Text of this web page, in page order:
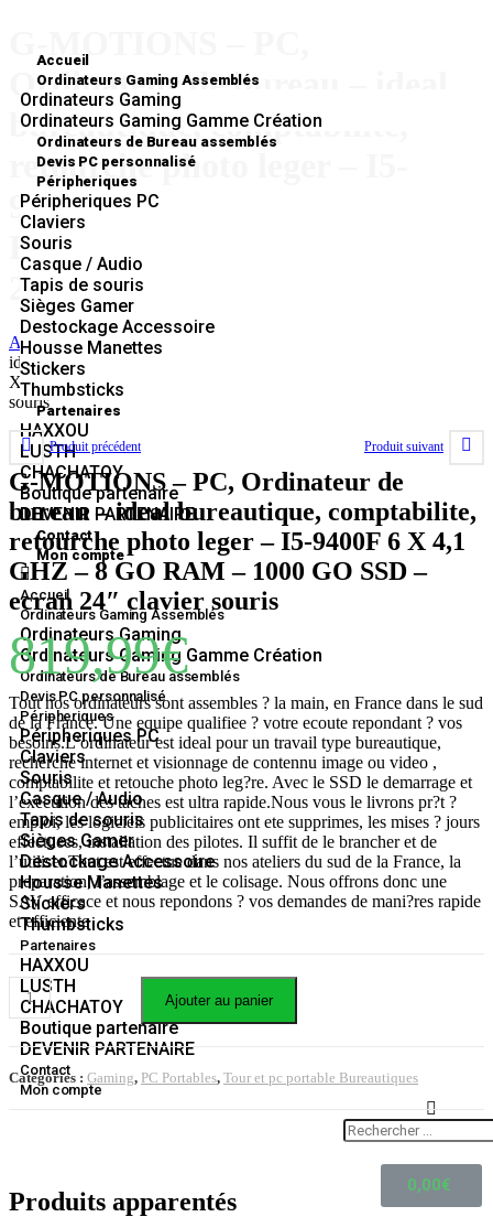
Accueil
Ordinateurs Gaming Assemblés
Ordinateurs Gaming
Ordinateurs Gaming Gamme Création
Ordinateurs de Bureau assemblés
Devis PC personnalisé
Péripheriques
Péripheriques PC
Claviers
Souris
Casque / Audio
Tapis de souris
Sièges Gamer
Destockage Accessoire
Housse Manettes
Stickers
Thumbsticks
Partenaires
HAXXOU
LUSTH
CHACHATOY
Boutique partenaire
DEVENIR PARTENAIRE
Contact
Mon compte
Accueil
Ordinateurs Gaming Assemblés
Ordinateurs Gaming
Ordinateurs Gaming Gamme Création
Ordinateurs de Bureau assemblés
Devis PC personnalisé
Péripheriques
Péripheriques PC
Claviers
Souris
Casque / Audio
Tapis de souris
Sièges Gamer
Destockage Accessoire
Housse Manettes
Stickers
Thumbsticks
Partenaires
HAXXOU
LUSTH
CHACHATOY
Boutique partenaire
DEVENIR PARTENAIRE
Contact
Mon compte
0,00€
G-MOTIONS – PC,
Ordinateur de bureau – ideal
bureautique, comptabilite,
retourche photo leger – I5-
9400F 6 X 4,1 GHZ – 8 GO
RAM – 1000 GO SSD – ecran
24″ clavier souris
Accueil»Boutique»
ideal bureautique, comptabilite, retourche photo leger – I5-9400F 6
X 4,1 GHZ – 8 GO RAM – 1000 GO SSD – ecran 24″ clavier
souris
Produit précédent Produit suivant
G-MOTIONS – PC, Ordinateur de
bureau – ideal bureautique, comptabilite,
retourche photo leger – I5-9400F 6 X 4,1
GHZ – 8 GO RAM – 1000 GO SSD –
ecran 24″ clavier souris
819,99€
Tout nos ordinateurs sont assembles ? la main, en France dans le sud
de la France. Une equipe qualifiee ? votre ecoute repondant ? vos
besoins.L’ordinateur est ideal pour un travail type bureautique,
recherche internet et visionnage de contennu image ou video ,
comptabilite et retouche photo leg?re. Avec le SSD le demarrage et
l’execution des taches est ultra rapide.Nous vous le livrons pr?t ?
emploi, les logiciels publicitaires ont ete supprimes, les mises ? jours
effectuees, installation des pilotes. Il suffit de le brancher et de
l’utiliser.Tout est effectue dans nos ateliers du sud de la France, la
preparation, l’assemblage et le colisage. Nous offrons donc une
SAV efficace et nous repondons ? vos demandes de mani?res rapide
et efficiente
Ajouter au panier
Catégories : Gaming, PC Portables, Tour et pc portable Bureautiques
Produits apparentés